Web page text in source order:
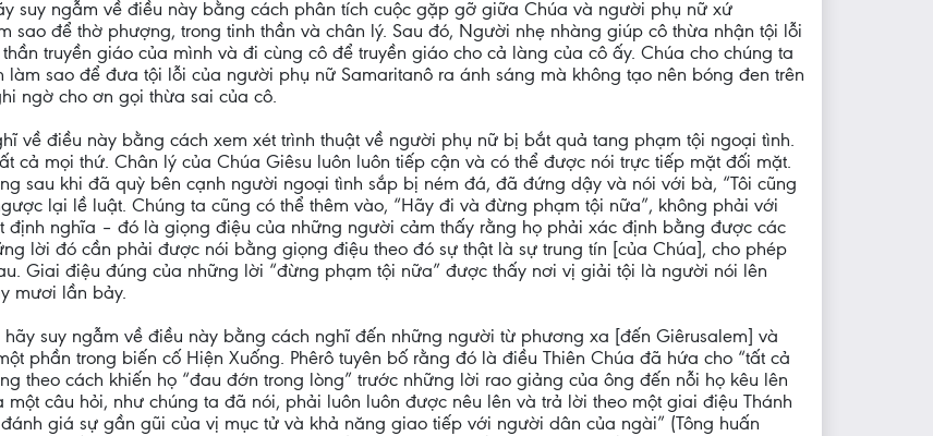
suy ngẫm về điều này bằng cách phân tích cuộc gặp gỡ giữa Chúa và người phụ nữ xứ
sao để thờ phượng, trong tinh thần và chân lý. Sau đó, Người nhẹ nhàng giúp cô thừa nhận tội lỗi
truyền giáo của mình và đi cùng cô để truyền giáo cho cả làng của cô ấy. Chúa cho chúng ta
sao để đưa tội lỗi của người phụ nữ Samaritanô ra ánh sáng mà không tạo nên bóng đen trên
ngờ cho ơn gọi thừa sai của cô.
về điều này bằng cách xem xét trình thuật về người phụ nữ bị bắt quả tang phạm tội ngoại tình.
cả mọi thứ. Chân lý của Chúa Giêsu luôn luôn tiếp cận và có thể được nói trực tiếp mặt đối mặt.
sau khi đã quỳ bên cạnh người ngoại tình sắp bị ném đá, đã đứng dậy và nói với bà, “Tôi cũng
lại lề luật. Chúng ta cũng có thể thêm vào, “Hãy đi và đừng phạm tội nữa”, không phải với
định nghĩa – đó là giọng điệu của những người cảm thấy rằng họ phải xác định bằng được các
lời đó cần phải được nói bằng giọng điệu theo đó sự thật là sự trung tín [của Chúa], cho phép
Giai điệu đúng của những lời “đừng phạm tội nữa” được thấy nơi vị giải tội là người nói lên
mươi lần bảy.
suy ngẫm về điều này bằng cách nghĩ đến những người từ phương xa [đến Giêrusalem] và
phần trong biến cố Hiện Xuống. Phêrô tuyên bố rằng đó là điều Thiên Chúa đã hứa cho “tất cả
theo cách khiến họ “đau đớn trong lòng” trước những lời rao giảng của ông đến nỗi họ kêu lên
câu hỏi, như chúng ta đã nói, phải luôn luôn được nêu lên và trả lời theo một giai điệu Thánh
giá sự gần gũi của vị mục tử và khả năng giao tiếp với người dân của ngài” (Tông huấn